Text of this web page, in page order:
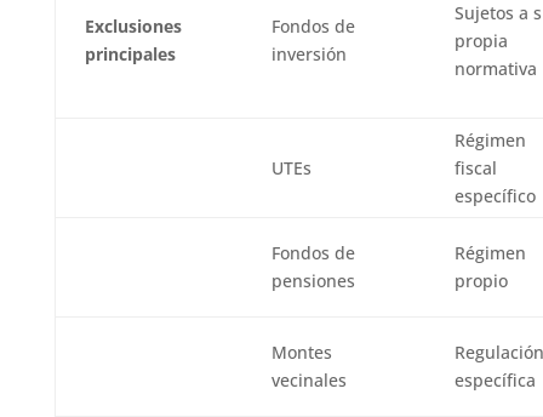
Exclusiones
principales
Fondos de
inversión
Sujetos a
propia
normativa
UTEs
Régimen
fiscal
específico
Fondos de
pensiones
Régimen
propio
Montes
vecinales
Regulación
específica